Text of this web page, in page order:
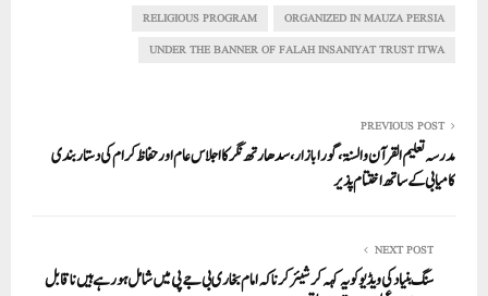
A
pp
ok
r
InORGANIZED IN MAUZA PERSIA
RELIGIOUS PROGRAM
UNDER THE BANNER OF FALAH INSANIYAT TRUST ITWA
PREVIOUS POST
مدرسہ تعلیم القرآن والسنۃ، گورابازار،سدھارتھ نگرکااجلاس عام اور حفاظ کرام کی دستار بندی
کامیابی کے ساتھ اختتام پذیر
NEXT POST
سنگ بنیاد کی ویڈیوکو یہ کہہ کر شیئر کرنا کہ امام بخاری بی جے پی میں شامل ہورہے ہیں ناقابل